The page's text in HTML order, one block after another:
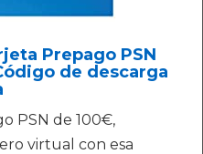
Prepago PSN
de descarga
PSN de 100€,
virtual con esa